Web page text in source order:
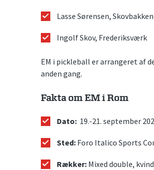
Lasse Sørensen, Skovbakken
Ingolf Skov, Frederiksværk
EM i pickleball er arrangeret af
anden gang.
Fakta om EM i Rom
Dato: 19.-21. september
Sted: Foro Italico Sports
Rækker: Mixed double,